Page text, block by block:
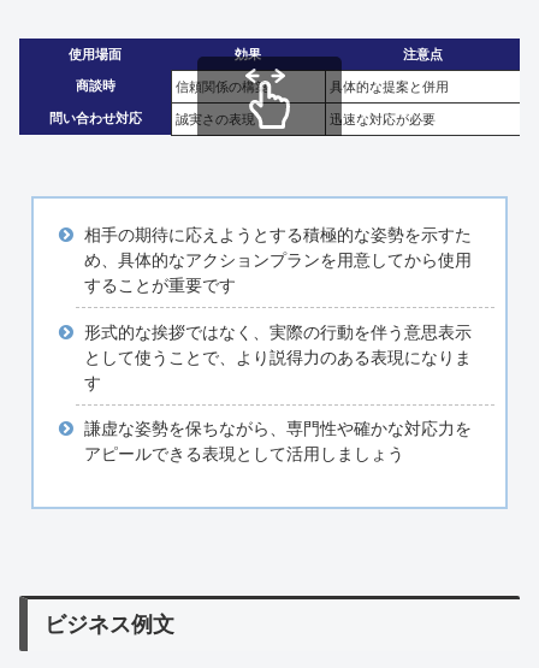
使用場面 効果 注意点
商談時 信頼関係の構築 具体的な提案と併用
問い合わせ対応 誠実さの表現 迅速な対応が必要
相手の期待に応えようとする積極的な姿勢を示すた
め、具体的なアクションプランを用意してから使用
することが重要です
形式的な挨拶ではなく、実際の行動を伴う意思表示
として使うことで、より説得力のある表現になりま
す
謙虚な姿勢を保ちながら、専門性や確かな対応力を
アピールできる表現として活用しましょう
ビジネス例文